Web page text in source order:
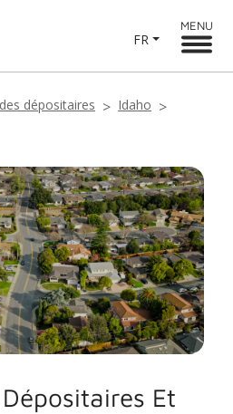
FR
MENU
dépositaires Idaho
Et